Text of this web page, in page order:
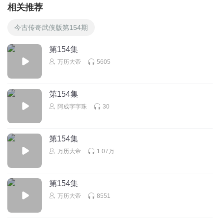
相关推荐
今古传奇武侠版第154期
第154集
万历大帝 5605
第154集
阿成字字珠 30
第154集
万历大帝 1.07万
第154集
万历大帝 8551